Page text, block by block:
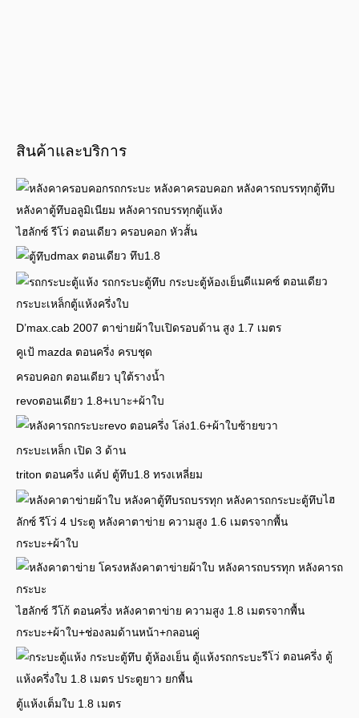
สินค้าและบริการ
ไฮลักซ์ รีโว่ ตอนเดียว ครอบคอก หัวสั้น
dmax ตอนเดียว ทึบ1.8
ดีแมคซ์ ตอนเดียว
กระบะเหล็กตู้แห้งครึ่งใบ
D’max.cab 2007 ตาข่ายผ้าใบเปิดรอบด้าน สูง 1.7 เมตร
คูเป้ mazda ตอนครึ่ง ครบชุด
ครอบคอก ตอนเดียว บุใต้รางน้ำ
revoตอนเดียว 1.8+เบาะ+ผ้าใบ
revo ตอนครึ่ง โล่ง1.6+ผ้าใบซ้ายขวา
กระบะเหล็ก เปิด 3 ด้าน
triton ตอนครึ่ง แค้ป ตู้ทึบ1.8 ทรงเหลี่ยม
ไฮ
ลักซ์ รีโว่ 4 ประตู หลังคาตาข่าย ความสูง 1.6 เมตรจากพื้น
กระบะ+ผ้าใบ
ไฮลักซ์ วีโก้ ตอนครึ่ง หลังคาตาข่าย ความสูง 1.8 เมตรจากพื้น
กระบะ+ผ้าใบ+ช่องลมด้านหน้า+กลอนคู่
รีโว่ ตอนครึ่ง ตู้
แห้งครึ่งใบ 1.8 เมตร ประตูยาว ยกพื้น
ตู้แห้งเต็มใบ 1.8 เมตร